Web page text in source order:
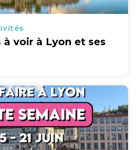
à voir à Lyon et ses